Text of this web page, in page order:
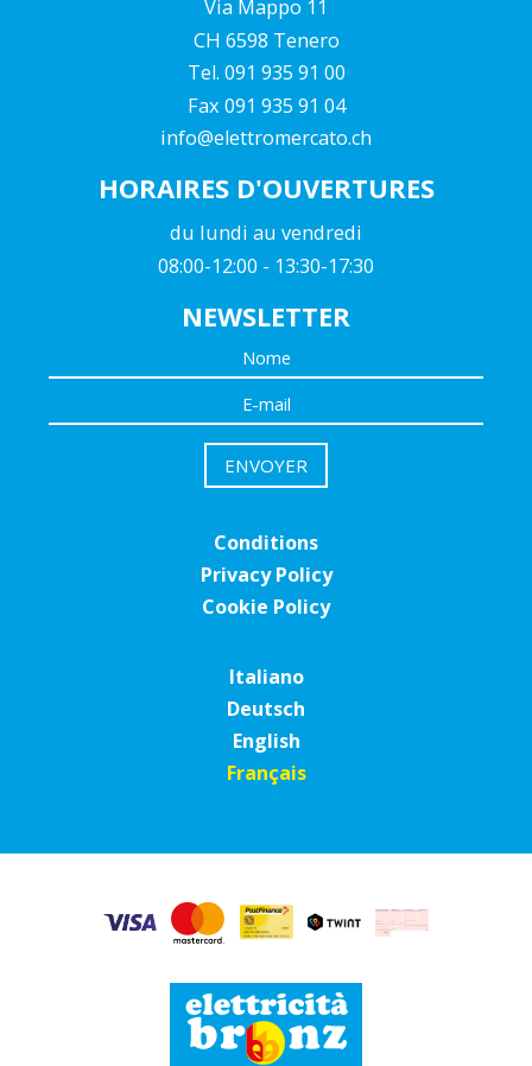
Via Mappo 11
CH 6598 Tenero
Tel. 091 935 91 00
Fax 091 935 91 04
info@elettromercato.ch
HORAIRES D'OUVERTURES
du lundi au vendredi
08:00-12:00 - 13:30-17:30
NEWSLETTER
Conditions
Privacy Policy
Cookie Policy
Italiano
Deutsch
English
Français